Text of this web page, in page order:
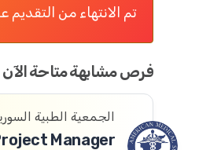
تم الانتهاء من
فرص مشابهة متاحة الآن
الجمعية الطبية
Manager